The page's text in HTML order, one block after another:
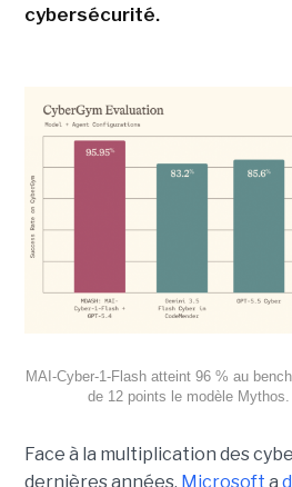
cybersécurité.
MAI-Cyber-1-Flash atteint 96 % au
de 12 points le modèle
Face à la multiplication des
dernières années, Microsoft a